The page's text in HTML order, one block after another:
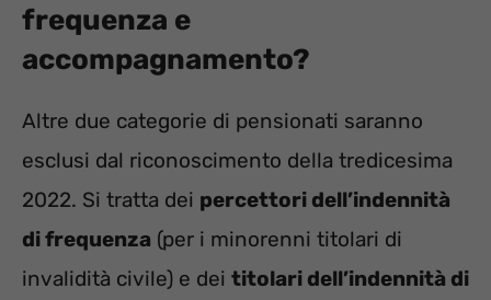
frequenza e
accompagnamento?
Altre due categorie di pensionati saranno
esclusi dal riconoscimento della tredicesima
2022. Si tratta dei percettori dell’indennità
di frequenza (per i minorenni titolari di
invalidità civile) e dei titolari dell’indennità di